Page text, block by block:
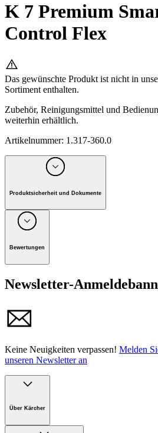
K 7 Premium
Control Flex
Das gewünschte Produkt ist nicht in
Sortiment enthalten.
Zubehör, Reinigungsmittel und
weiterhin erhältlich.
Artikelnummer: 1.317-360.0
Produktsicherheit und Dokumente
Unternehmen: Alfred Kärcher GmbH,
1220 Wien
Bewertungen
Newsletter-
Keine Neuigkeiten verpassen! Melden
unseren Newsletter an
Über Kärcher